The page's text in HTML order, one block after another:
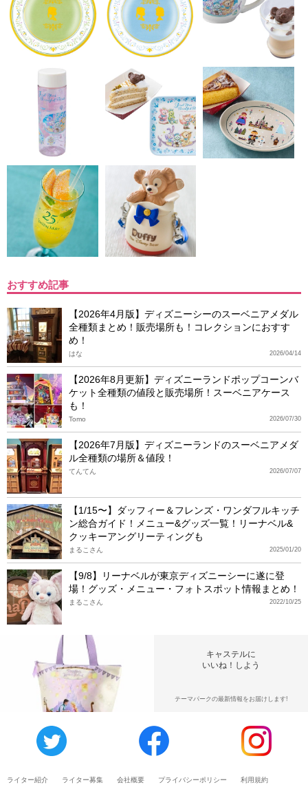
おすすめ記事
【2026年4月版】ディズニーシーのスーベニアメダル
全種類まとめ！販売場所も！コレクションにおすす
め！
2026/04/14
はな
【2026年8月更新】ディズニーランドポップコーンバ
ケット全種類の値段と販売場所！スーベニアケース
も！
2026/07/30
Tomo
【2026年7月版】ディズニーランドのスーベニアメダ
ル全種類の場所＆値段！
2026/07/07
てんてん
【1/15〜】ダッフィー＆フレンズ・ワンダフルキッチ
ン総合ガイド！メニュー&グッズ一覧！リーナベル&
クッキーアングリーティングも
2025/01/20
まるこさん
【9/8】リーナベルが東京ディズニーシーに遂に登
場！グッズ・メニュー・フォトスポット情報まとめ！
2022/10/25
まるこさん
キャステルに
いいね！しよう
テーマパークの最新情報をお届けします!
ライター紹介 ライター募集 会社概要 プライバシーポリシー 利用規約